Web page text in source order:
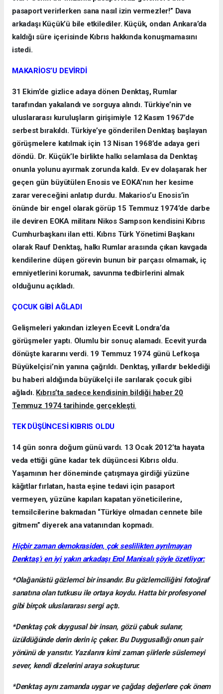
pasaport verirlerken sana nasıl izin vermezler!” Dava
arkadaşı Küçük’ü bile etkilediler. Küçük, ondan Ankara’da
kaldığı süre içerisinde Kıbrıs hakkında konuşmamasını
istedi.
MAKARİOS’U DEVİRDİ
31 Ekim’de gizlice adaya dönen Denktaş, Rumlar
tarafından yakalandı ve sorguya alındı. Türkiye’nin ve
uluslararası kuruluşların girişimiyle 12 Kasım 1967’de
serbest bırakıldı. Türkiye’ye gönderilen Denktaş başlayan
görüşmelere katılmak için 13 Nisan 1968’de adaya geri
döndü. Dr. Küçük’le birlikte halkı selamlasa da Denktaş
onunla yolunu ayırmak zorunda kaldı. Ev ev dolaşarak her
geçen gün büyütülen Enosis ve EOKA’nın her kesime
zarar vereceğini anlatıp durdu. Makarios’u Enosis’in
önünde bir engel olarak görüp 15 Temmuz 1974’de darbe
ile deviren EOKA militanı Nikos Sampson kendisini Kıbrıs
Cumhurbaşkanı ilan etti. Kıbrıs Türk Yönetimi Başkanı
olarak Rauf Denktaş, halkı Rumlar arasında çıkan kavgada
kendilerine düşen görevin bunun bir parçası olmamak, iç
emniyetlerini korumak, savunma tedbirlerini almak
olduğunu açıkladı.
ÇOCUK GİBİ AĞLADI
Gelişmeleri yakından izleyen Ecevit Londra’da
görüşmeler yaptı. Olumlu bir sonuç alamadı. Ecevit yurda
dönüşte kararını verdi. 19 Temmuz 1974 günü Lefkoşa
Büyükelçisi’nin yanına çağrıldı. Denktaş, yıllardır beklediği
bu haberi aldığında büyükelçi ile sarılarak çocuk gibi
ağladı. Kıbrıs’ta sadece kendisinin bildiği haber 20
Temmuz 1974 tarihinde gerçekleşti.
TEK DÜŞÜNCESİ KIBRIS OLDU
14 gün sonra doğum günü vardı. 13 Ocak 2012’ta hayata
veda ettiği güne kadar tek düşüncesi Kıbrıs oldu.
Yaşamının her döneminde çatışmaya girdiği yüzüne
kâğıtlar fırlatan, hasta eşine tedavi için pasaport
vermeyen, yüzüne kapıları kapatan yöneticilerine,
temsilcilerine bakmadan “Türkiye olmadan cennete bile
gitmem” diyerek ana vatanından kopmadı.
Hiçbir zaman demokrasiden, çok seslilikten ayrılmayan
Denktaş’ı en iyi yakın arkadaşı Erol Manisalı şöyle özetliyor:
*Olağanüstü gözlemci bir insandır. Bu gözlemciliğini fotoğraf
sanatına olan tutkusu ile ortaya koydu. Hatta bir profesyonel
gibi birçok uluslararası sergi açtı.
*Denktaş çok duygusal bir insan, gözü çabuk sulanır,
üzüldüğünde derin derin iç çeker. Bu Duygusallığı onun şair
yönünü de yansıtır. Yazılarını kimi zaman şiirlerle süslemeyi
sever, kendi dizelerini araya sokuşturur.
*Denktaş aynı zamanda uygar ve çağdaş değerlere çok önem